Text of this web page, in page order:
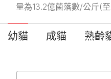
量為13.2億菌落數/公斤(
幼貓 成貓 熟齡